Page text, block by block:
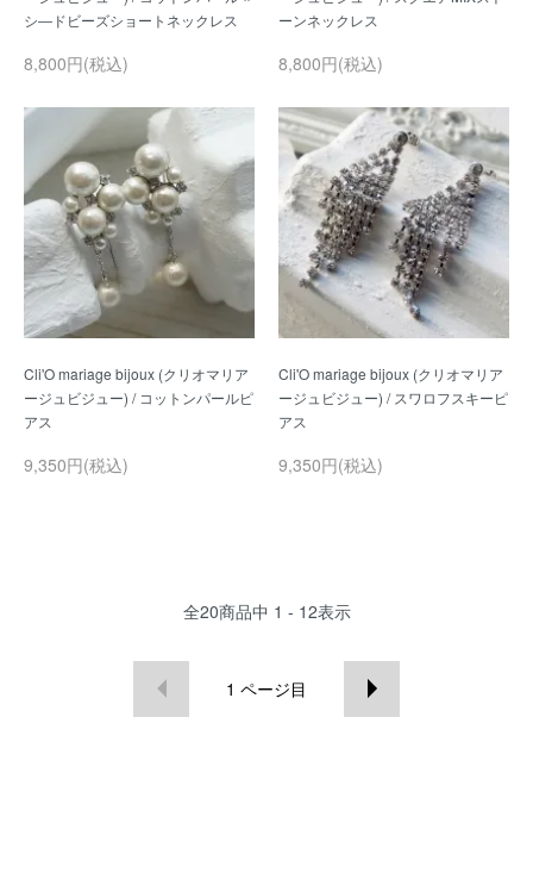
8,800円(税込) 8,800円(税込)
Cli'O mariage bijoux (クリオマリア
ージュビジュー) / コットンパールピ
9,350円(税込)
Cli'O mariage bijoux (クリオマリア
ージュビジュー) / スワロフスキーピ
9,350円(税込)
全20商品中 1 - 12表示
1 ページ目